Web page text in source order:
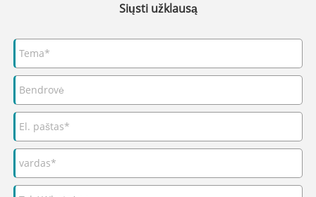
Siųsti užklausą